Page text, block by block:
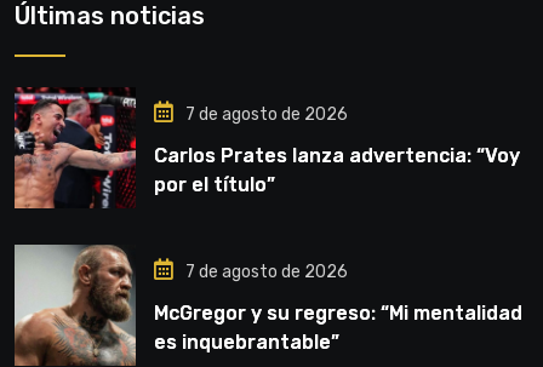
Últimas noticias
7 de agosto de 2026
Carlos Prates lanza advertencia: “Voy
por el título”
7 de agosto de 2026
McGregor y su regreso: “Mi mentalidad
es inquebrantable”